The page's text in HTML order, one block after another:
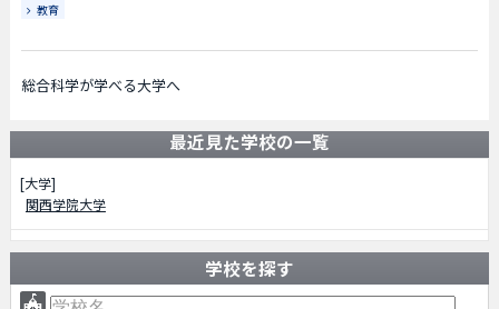
教育
総合科学が学べる大学へ
最近見た学校の一覧
[大学]
関西学院大学
学校を探す